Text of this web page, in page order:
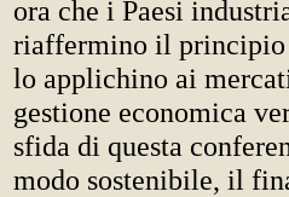
ora che i Paesi
riaffermino il principio
lo applichino ai
gestione economica
sfida di questa
modo sostenibile, il